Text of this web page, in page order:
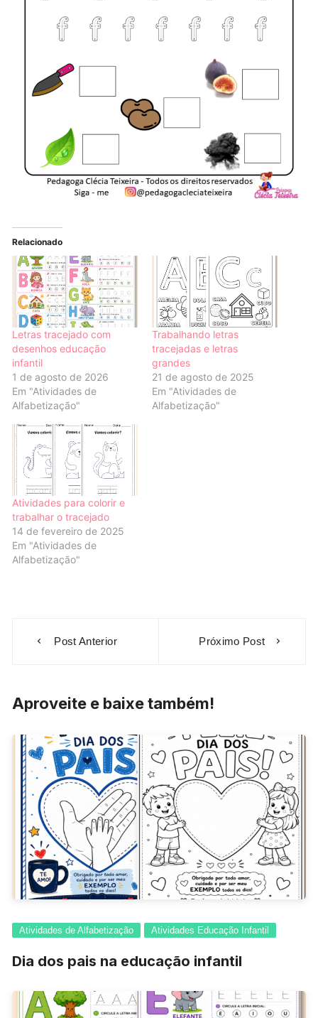
Relacionado
Letras tracejado com
desenhos educação
infantil
1 de agosto de 2026
Em "Atividades de
Alfabetização"
Trabalhando letras
tracejadas e letras
grandes
21 de agosto de 2025
Em "Atividades de
Alfabetização"
Atividades para colorir e
trabalhar o tracejado
14 de fevereiro de 2025
Em "Atividades de
Alfabetização"
Post Anterior Próximo Post
Aproveite e baixe também!
Atividades de Alfabetização Atividades Educação Infantil
Dia dos pais na educação infantil